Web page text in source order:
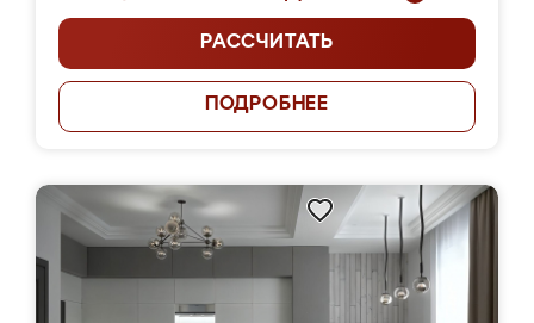
РАССЧИТАТЬ
ПОДРОБНЕЕ